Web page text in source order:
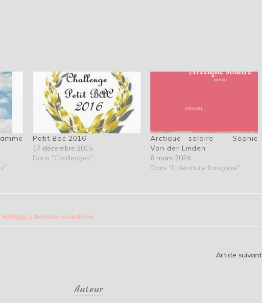
Petit Bac 2016
17 décembre 2015
Dans "Challenges"
Arctique solaire – Sophie
Van der Linden
6 mars 2024
Dans "Littérature française"
Héritage, Littérature scandinave
Article suivant
Auteur